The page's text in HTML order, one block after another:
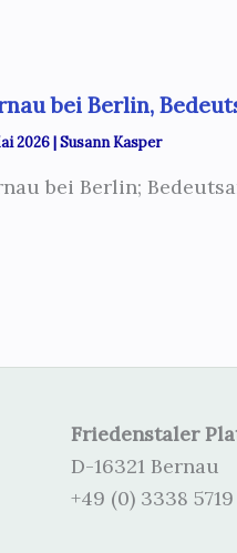
bei Berlin,
2026|Susann Kasper
bei Berlin;
Friedenstaler
D-16321 Bernau
+49 (0) 3338 5719